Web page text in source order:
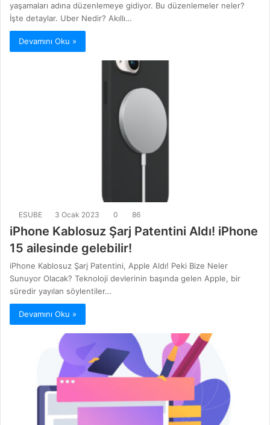
yaşamaları adına düzenlemeye gidiyor. Bu düzenlemeler neler?
İşte detaylar. Uber Nedir? Akıllı…
Devamını Oku »
ESUBE 3 Ocak 2023 0 86
iPhone Kablosuz Şarj Patentini Aldı! iPhone
15 ailesinde gelebilir!
iPhone Kablosuz Şarj Patentini, Apple Aldı! Peki Bize Neler
Sunuyor Olacak? Teknoloji devlerinin başında gelen Apple, bir
süredir yayılan söylentiler…
Devamını Oku »